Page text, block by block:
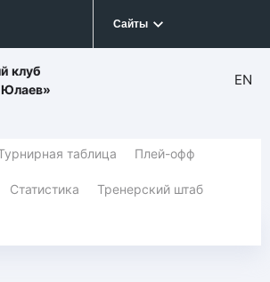
Сайты
клуб
Юлаев»
EN
таблица Плей-офф
Статистика Тренерский штаб